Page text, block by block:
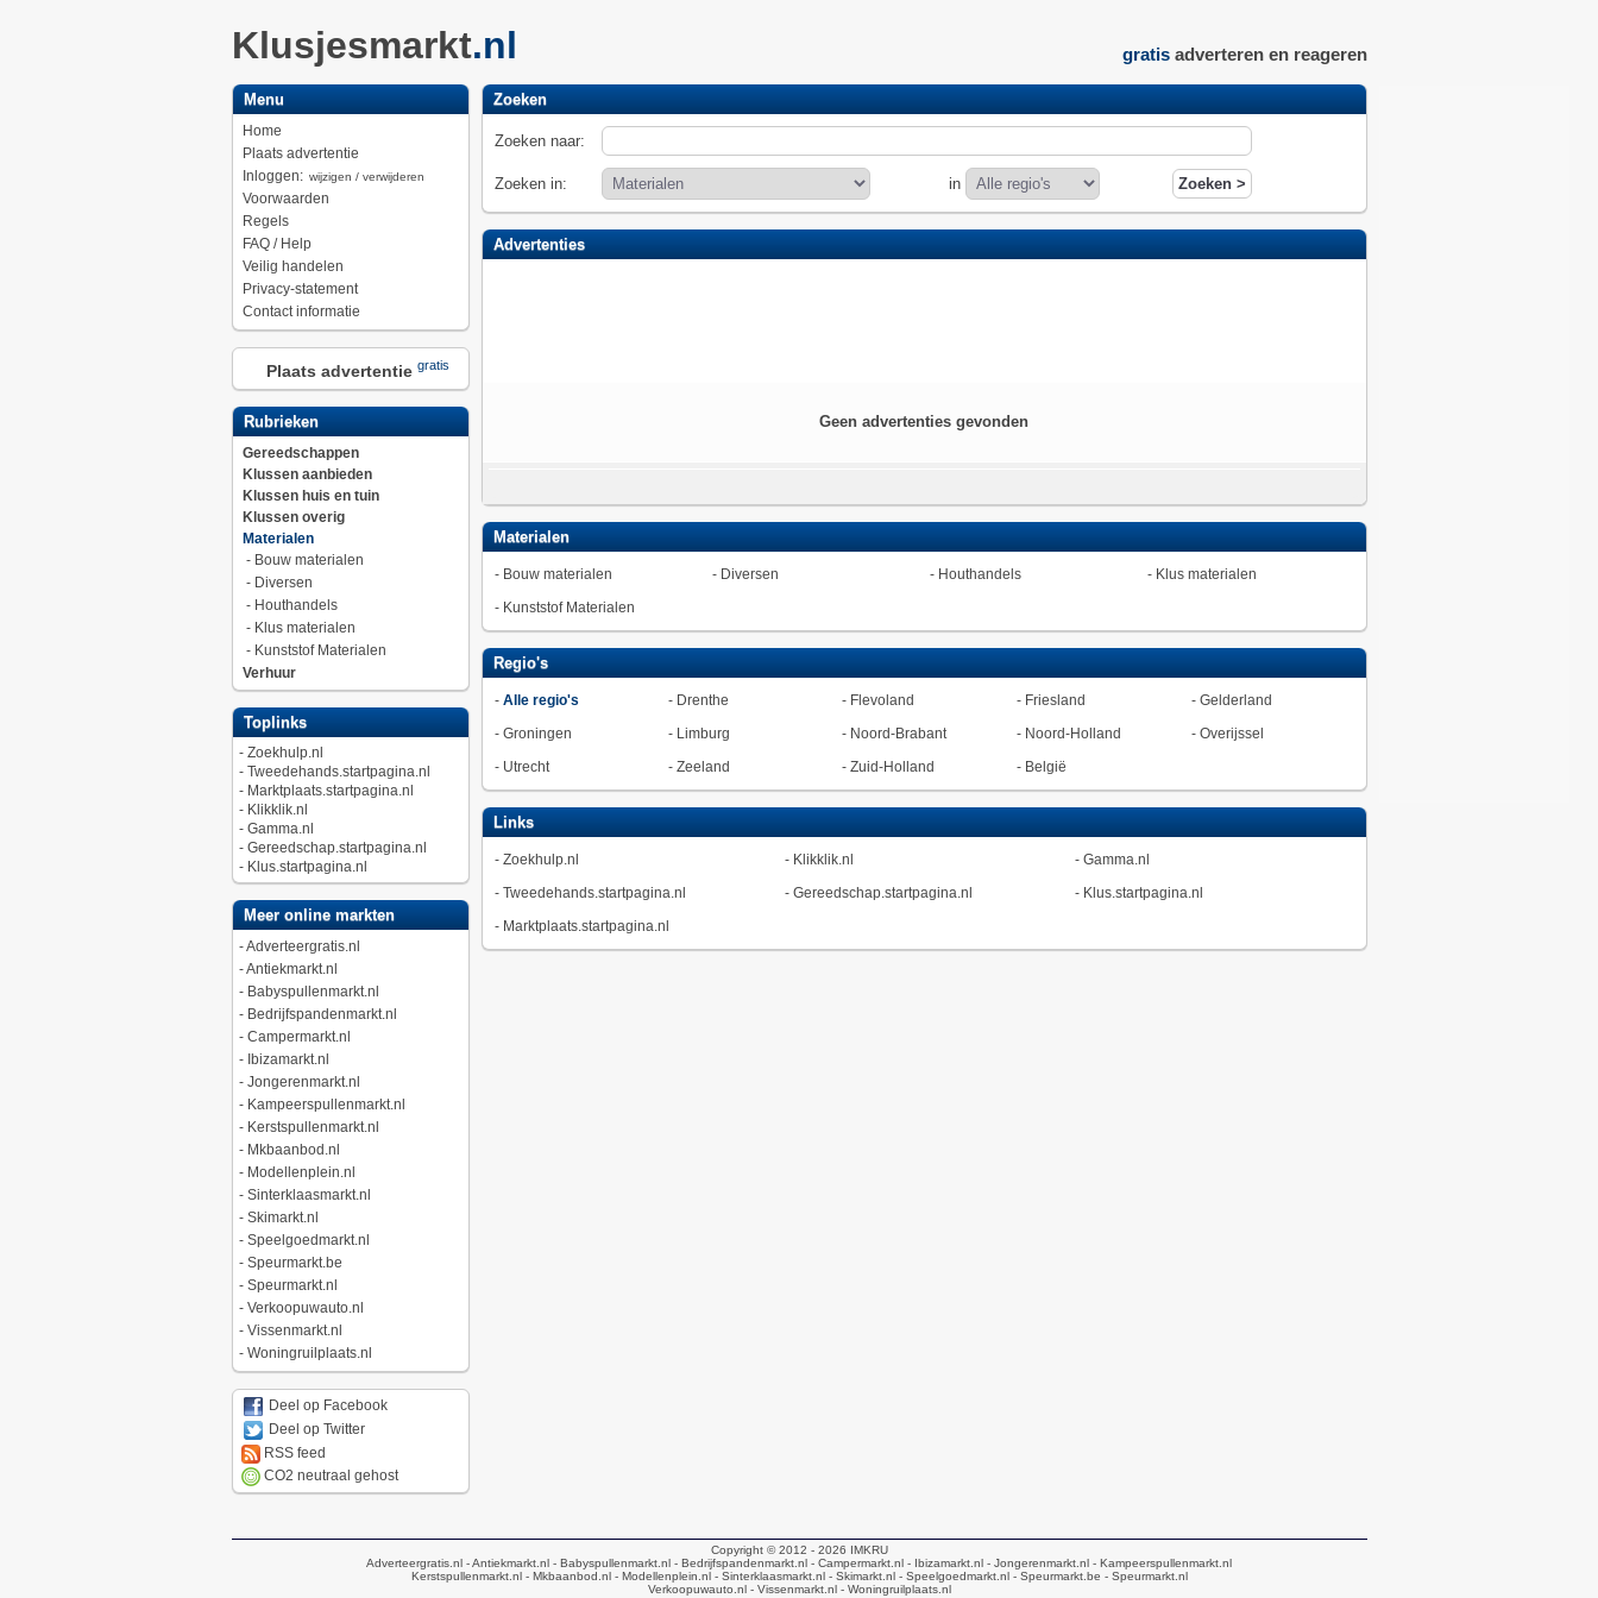
Klusjesmarkt.nl gratisadverteren en reageren
Menu
Home
Plaats advertentie
Inloggen: wijzigen / verwijderen
Voorwaarden
Regels
FAQ / Help
Veilig handelen
Privacy-statement
Contact informatie
Plaats advertentie gratis
Rubrieken
Gereedschappen
Klussen aanbieden
Klussen huis en tuin
Klussen overig
Materialen
- Bouw materialen
- Diversen
- Houthandels
- Klus materialen
- Kunststof Materialen
Verhuur
Toplinks
- Zoekhulp.nl
- Tweedehands.startpagina.nl
- Marktplaats.startpagina.nl
- Klikklik.nl
- Gamma.nl
- Gereedschap.startpagina.nl
- Klus.startpagina.nl
Meer online markten
-Adverteergratis.nl
-Antiekmarkt.nl
- Babyspullenmarkt.nl
- Bedrijfspandenmarkt.nl
- Campermarkt.nl
- Ibizamarkt.nl
- Jongerenmarkt.nl
- Kampeerspullenmarkt.nl
- Kerstspullenmarkt.nl
- Mkbaanbod.nl
- Modellenplein.nl
- Sinterklaasmarkt.nl
- Skimarkt.nl
- Speelgoedmarkt.nl
- Speurmarkt.be
- Speurmarkt.nl
- Verkoopuwauto.nl
- Vissenmarkt.nl
- Woningruilplaats.nl
Deel op Facebook
Deel op Twitter
RSS feed
CO2 neutraal gehost
Zoeken
Zoeken naar:
Zoeken in: in
Advertenties
Geen advertenties gevonden
Materialen
- Bouw materialen - Diversen - Houthandels - Klus materialen
- Kunststof Materialen
Regio's
- Alle regio's - Drenthe - Flevoland - Friesland - Gelderland
- Groningen - Limburg - Noord-Brabant - Noord-Holland - Overijssel
- Utrecht - Zeeland - Zuid-Holland - België
Links
- Zoekhulp.nl - Klikklik.nl - Gamma.nl
- Tweedehands.startpagina.nl - Gereedschap.startpagina.nl - Klus.startpagina.nl
- Marktplaats.startpagina.nl
Copyright © 2012 - 2026 IMKRU
Adverteergratis.nl - Antiekmarkt.nl - Babyspullenmarkt.nl - Bedrijfspandenmarkt.nl - Campermarkt.nl - Ibizamarkt.nl - Jongerenmarkt.nl - Kampeerspullenmarkt.nl
Kerstspullenmarkt.nl- Mkbaanbod.nl- Modellenplein.nl- Sinterklaasmarkt.nl- Skimarkt.nl- Speelgoedmarkt.nl- Speurmarkt.be - Speurmarkt.nl
Verkoopuwauto.nl- Vissenmarkt.nl- Woningruilplaats.nl